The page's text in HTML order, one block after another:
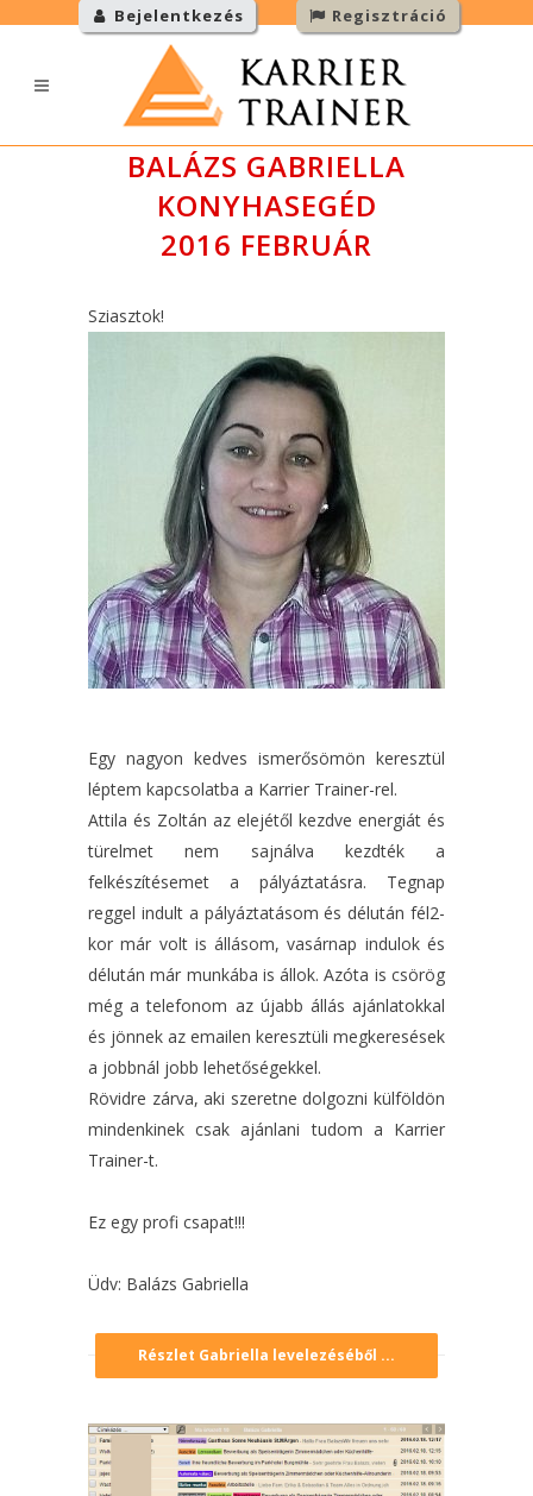
Bejelentkezés Regisztráció
BALÁZS GABRIELLA
KONYHASEGÉD
2016 FEBRUÁR
Sziasztok!
Egy nagyon kedves ismerősömön keresztül
léptem kapcsolatba a Karrier Trainer-rel.
Attila és Zoltán az elejétől kezdve energiát és
türelmet nem sajnálva kezdték a
felkészítésemet a pályáztatásra. Tegnap
reggel indult a pályáztatásom és délután fél2-
kor már volt is állásom, vasárnap indulok és
délután már munkába is állok. Azóta is csörög
még a telefonom az újabb állás ajánlatokkal
és jönnek az emailen keresztüli megkeresések
a jobbnál jobb lehetőségekkel.
Rövidre zárva, aki szeretne dolgozni külföldön
mindenkinek csak ajánlani tudom a Karrier
Trainer-t.
Ez egy profi csapat!!!
Üdv: Balázs Gabriella
Részlet Gabriella levelezéséből ...